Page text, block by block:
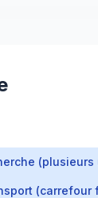
(carrefour